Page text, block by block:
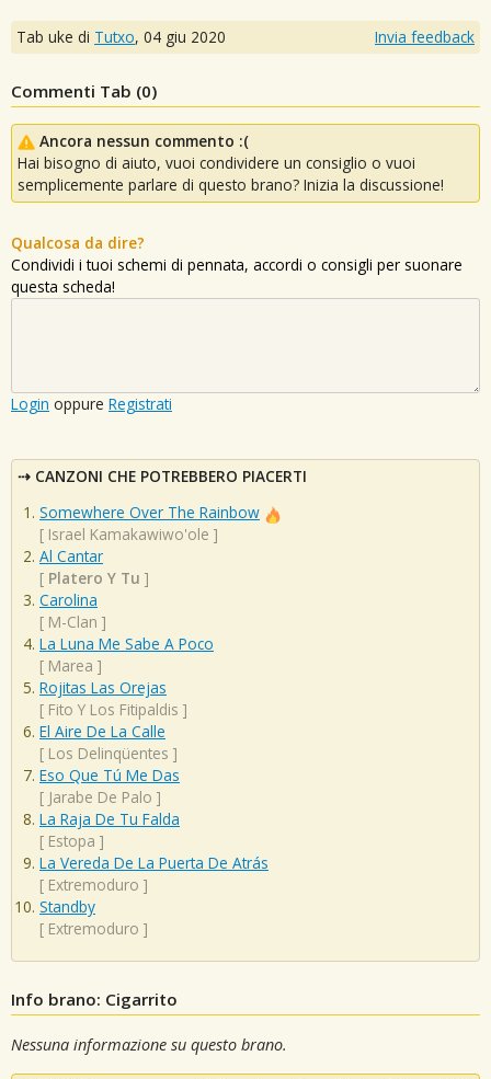
Tab uke di Tutxo, 04 giu 2020 Invia feedback
Commenti Tab (0)
Ancora nessun commento :(
Hai bisogno di aiuto, vuoi condividere un consiglio o vuoi
semplicemente parlare di questo brano? Inizia la discussione!
Qualcosa da dire?
Condividi i tuoi schemi di pennata, accordi o consigli per suonare
questa scheda!
Login oppure Registrati
CANZONI CHE POTREBBERO PIACERTI
Somewhere Over The Rainbow
[ Israel Kamakawiwo'ole ]
Al Cantar
[ Platero Y Tu ]
Carolina
[ M-Clan ]
La Luna Me Sabe A Poco
[ Marea ]
Rojitas Las Orejas
[ Fito Y Los Fitipaldis ]
El Aire De La Calle
[ Los Delinqüentes ]
Eso Que Tú Me Das
[ Jarabe De Palo ]
La Raja De Tu Falda
[ Estopa ]
La Vereda De La Puerta De Atrás
[ Extremoduro ]
Standby
[ Extremoduro ]
Info brano: Cigarrito
Nessuna informazione su questo brano.